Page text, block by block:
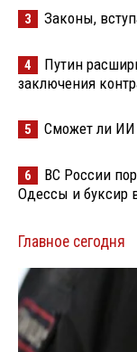
3 Законы,
4
Путин
заключения
5 Сможет ли ИИ
6
ВС России
Одессы и буксир
Главное сегодня